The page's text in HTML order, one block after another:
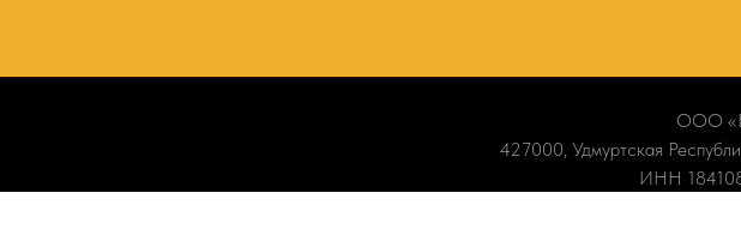
ООО
427000, Удмуртская
ИНН